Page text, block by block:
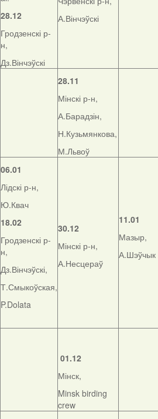
28.12
Гродзенскі р-
н,
Дз.Вінчэўскі
А.Вінчэўскі
28.11
Мінскі р-н,
А.Барадзін,
Н.Кузьмянкова,
М.Львоў
06.01
Лідскі р-н,
Ю.Квач
18.02
Гродзенскі р-
н,
Дз.Вінчэўскі,
Т.Смыкоўская,
P.Dolata
30.12
Мінскі р-н,
А.Несцераў
11.01
Мазыр,
А.Шэўчык
01.12
Мінск,
Minsk birding
crew